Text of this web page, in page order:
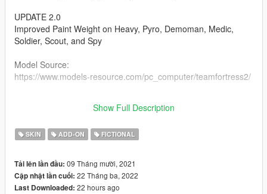
UPDATE 2.0
Improved Paint Weight on Heavy, Pyro, Demoman, Medic,
Soldier, Scout, and Spy
Model Source:
https://www.models-resource.com/pc_computer/teamfortress2/
https://www.gta5-mods.com/scripts/addonpeds-asi-pedselector
Show Full Description
SKIN ADD-ON FICTIONAL
Tải lên lần đầu: 09 Tháng mười, 2021
Cập nhật lần cuối: 22 Tháng ba, 2022
Last Downloaded: 22 hours ago